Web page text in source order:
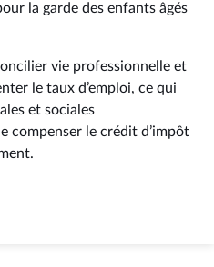
la garde des enfants âgés
vie professionnelle et
le taux d’emploi, ce qui
et sociales
compenser le crédit d’impôt